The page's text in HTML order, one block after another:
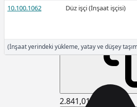
2025-Ekim
2.887,19
2.841,01
10.100.1062 Düz işçi (İnşaat işçisi)
(İnşaat yerindeki yükleme, yatay ve düşey